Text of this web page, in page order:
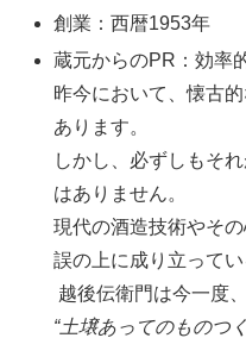
創業：西暦1953年
蔵元からのPR：効率
昨今において、懐古
あります。
しかし、必ずしもそ
はありません。
現代の酒造技術やそ
誤の上に成り立って
越後伝衛門は今一度
“土壌あってのものつ